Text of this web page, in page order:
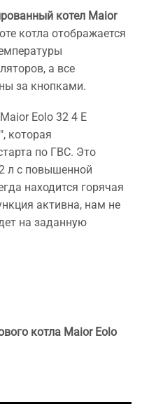
котел Maior
котла отображается
а все
за кнопками.
Eolo 32 4 E
которая
по ГВС. Это
л с повышенной
находится горячая
активна, нам не
на заданную
котла Maior Eolo